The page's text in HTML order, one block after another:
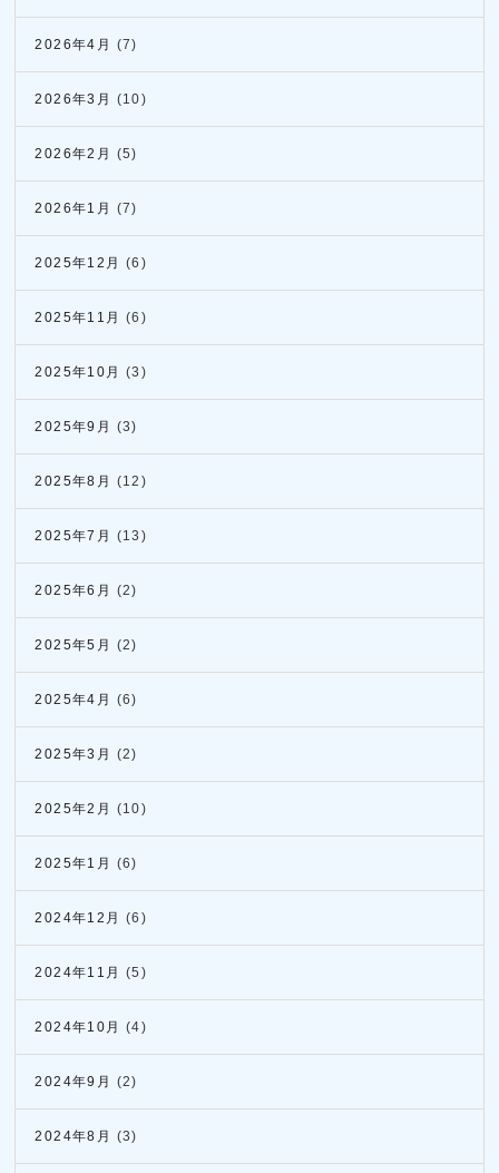
2026年4月 (7)
2026年3月 (10)
2026年2月 (5)
2026年1月 (7)
2025年12月 (6)
2025年11月 (6)
2025年10月 (3)
2025年9月 (3)
2025年8月 (12)
2025年7月 (13)
2025年6月 (2)
2025年5月 (2)
2025年4月 (6)
2025年3月 (2)
2025年2月 (10)
2025年1月 (6)
2024年12月 (6)
2024年11月 (5)
2024年10月 (4)
2024年9月 (2)
2024年8月 (3)